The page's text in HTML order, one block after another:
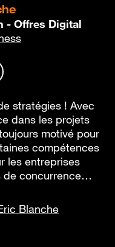
- Offres Digital
l’auteur sur LinkedIn
de l’auteur sur X
stratégies ! Avec
dans les projets
motivé pour
compétences
les entreprises
de concurrence…
Blanche